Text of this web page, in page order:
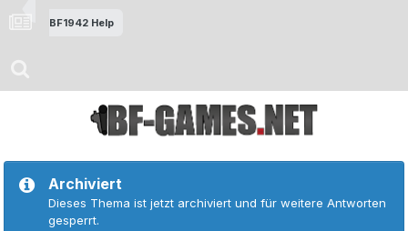
BF1942 Help
Archiviert
Dieses Thema ist jetzt archiviert und für weitere Antworten
gesperrt.